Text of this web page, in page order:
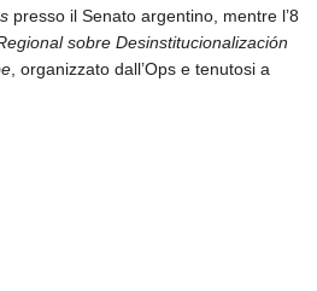
presso il Senato argentino, mentre l’8
sobre Desinstitucionalización
, organizzato dall’Ops e tenutosi a